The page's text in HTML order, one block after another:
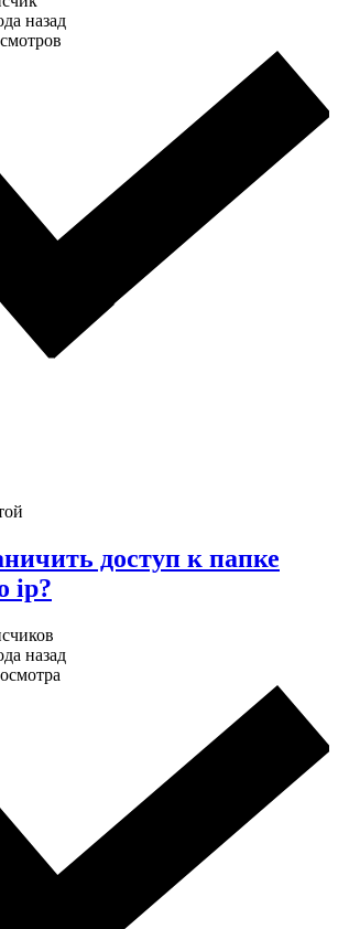
назад
доступ к папке
ip?
назад